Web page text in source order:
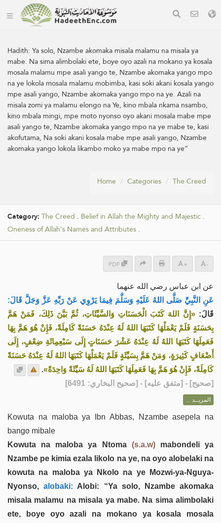
Hadith:Ya solo, Nzambe akomaka misala malamu na misala ya
mabe. Na sima alimbolaki ete, boye oyo azali na mokano ya kosala
mosala malamu mpe asali yango te, Nzambe akomaka yango mpo
na ye lokola mosala malamu mobimba, kasi soki akani kosala yango
mpe asali yango, Nzambe akomaka yango mpo na ye. Azali na
misala zomi ya malamu elongo na Ye, kino mbala nkama nsambo,
kino mbala mingi, mpe moto nyonso oyo akani mosala mabe mpe
asali yango te, Nzambe akomaka yango mpo na ye mabe te, kasi
akofutama, Na soki akani kosala mabe mpe asali yango, Nzambe
akomaka yango lokola likambo moko ya mabe mpo na ye”
Home Categories The Creed
Category: The Creed . Belief in Allah the Mighty and Majestic .
Oneness of Allah's Names and Attributes .
PDF + -
عن ابن عباس رضي الله عنهما
عَنِ النَّبِيِّ صَلَّى اللهُ عَلَيْهِ وَسَلَّمَ فِيمَا يَرْوِي عَنْ رَبِّهِ عَزَّ وَجَلَّ قَالَ:
قَالَ:«إِنَّ اللهَ كَتَبَ الْحَسَنَاتِ وَالسَّيِّئَاتِ، ثُمَّ بَيَّنَ ذَلِكَ، فَمَنْ هَمَّ
بِحَسَنَةٍ فَلَمْ يَعْمَلْهَا كَتَبَهَا اللهُ لَهُ عِنْدَهُ حَسَنَةً كَامِلَةً، فَإِنْ هُوَ هَمَّ بِهَا
فَعَمِلَهَا كَتَبَهَا اللهُ لَهُ عِنْدَهُ عَشْرَ حَسَنَاتٍ إِلَى سَبْعِمِائَةِ ضِعْفٍ، إِلَى
أَضْعَافٍ كَثِيرَةٍ، وَمَنْ هَمَّ بِسَيِّئَةٍ فَلَمْ يَعْمَلْهَا كَتَبَهَا اللهُ لَهُ عِنْدَهُ حَسَنَةً
كَامِلَةً، فَإِنْ هُوَ هَمَّ بِهَا فَعَمِلَهَا كَتَبَهَا اللهُ لَهُ سَيِّئَةً وَاحِدَةً».
[صحيح] - [متفق عليه] - [صحيح البخاري: 6491]
المزيــد ...
Kowuta na maloba ya Ibn Abbas, Nzambe asepela na
bango mibale
Kowuta na maloba ya Ntoma (s.a.w)mabondeli ya
Nzambe pe kimia ezala likolo na ye, na oyo alobelaki na
kowuta na maloba ya Nkolo na ye Mozwi-ya-Nguya-
Nyonso, alobaki: Alobi: “Ya solo, Nzambe akomaka
misala malamu na misala ya mabe. Na sima alimbolaki
ete, boye oyo azali na mokano ya kosala mosala